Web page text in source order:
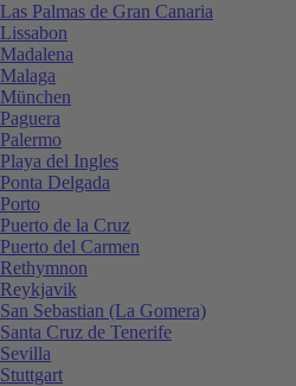
Las Palmas de Gran Canaria
Lissabon
Madalena
Malaga
München
Paguera
Palermo
Playa del Ingles
Ponta Delgada
Porto
Puerto de la Cruz
Puerto del Carmen
Rethymnon
Reykjavik
San Sebastian (La Gomera)
Santa Cruz de Tenerife
Sevilla
Stuttgart